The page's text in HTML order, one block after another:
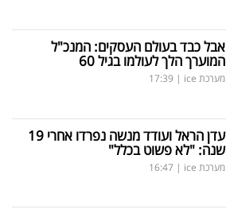
אבל כבד בעולם העסקים: המנכ"ל
המוערך הלך לעולמו בגיל 60
מערכת ice |
17:39
עדן הראל ועודד מנשה נפרדו אחרי 19
שנה: "לא פשוט בכלל"
מערכת ice |
16:47